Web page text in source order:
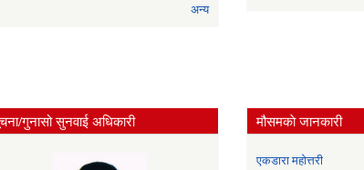
अन्य
गुनासो सुनवाई अधिकारी मौसमकाे जानकारी
एकडारा महोत्तरी